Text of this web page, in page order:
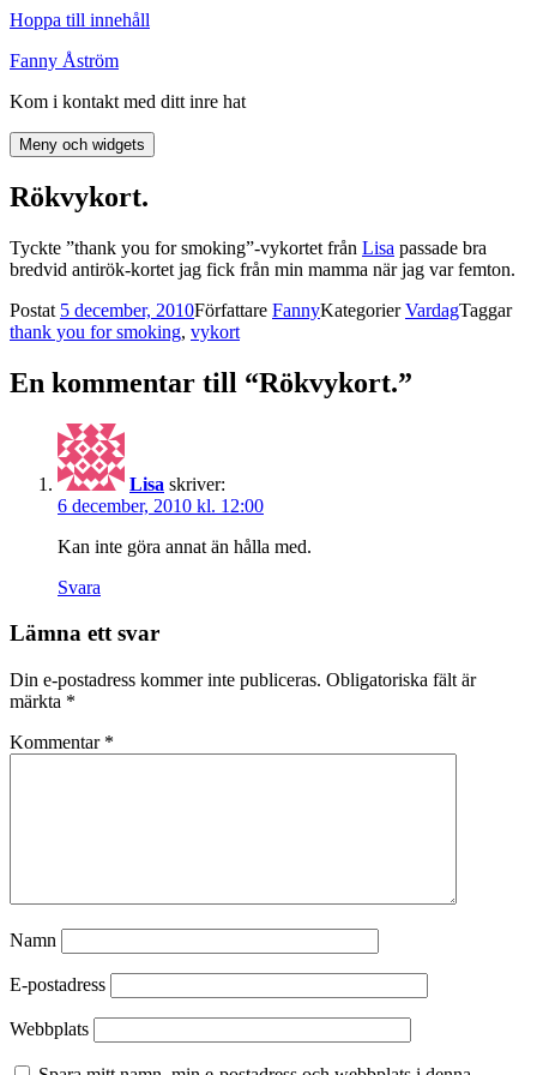
Hoppa till innehåll
Fanny Åström
Kom i kontakt med ditt inre hat
Meny och widgets
Rökvykort.
Tyckte ”thank you for smoking”-vykortet från Lisa passade bra
bredvid antirök-kortet jag fick från min mamma när jag var femton.
Postat 5 december, 2010Författare FannyKategorierVardagTaggar
thank you for smoking, vykort
En kommentar till “Rökvykort.”
Lisa skriver:
6 december, 2010 kl. 12:00
Kan inte göra annat än hålla med.
Svara
Lämna ett svar
Din e-postadress kommer inte publiceras. Obligatoriska fält är
märkta *
Kommentar *
Namn
E-postadress
Webbplats